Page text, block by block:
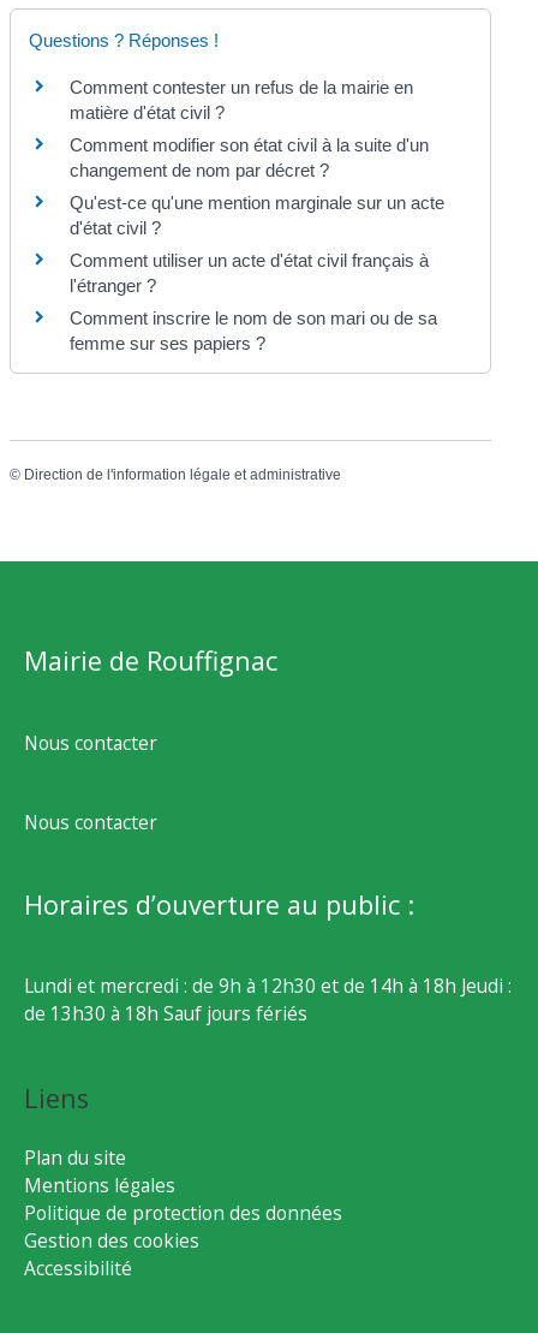
Questions ? Réponses !
Comment contester un refus de la mairie en
matière d'état civil ?
Comment modifier son état civil à la suite d'un
changement de nom par décret ?
Qu'est-ce qu'une mention marginale sur un acte
d'état civil ?
Comment utiliser un acte d'état civil français à
l'étranger ?
Comment inscrire le nom de son mari ou de sa
femme sur ses papiers ?
© Direction de l'information légale et administrative
Mairie de Rouffignac
Nous contacter
Nous contacter
Horaires d’ouverture au public :
Lundi et mercredi : de 9h à 12h30 et de 14h à 18h Jeudi :
de 13h30 à 18h Sauf jours fériés
Liens
Plan du site
Mentions légales
Politique de protection des données
Gestion des cookies
Accessibilité